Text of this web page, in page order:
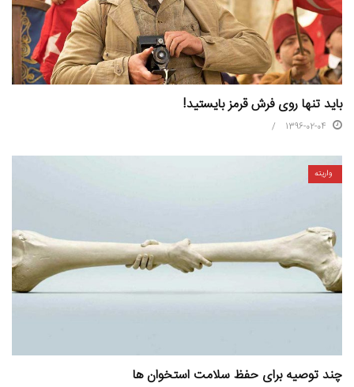
باید تنها روی فرش قرمز بایستید!
1396-02-04
واریته
چند توصیه برای حفظ سلامت استخوان ها